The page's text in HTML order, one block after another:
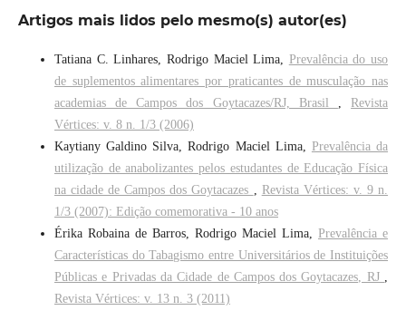
Artigos mais lidos pelo mesmo(s) autor(es)
Tatiana C. Linhares, Rodrigo Maciel Lima, Prevalência do uso
de suplementos alimentares por praticantes de musculação nas
academias de Campos dos Goytacazes/RJ, Brasil
Revista
Vértices: v. 8 n. 1/3 (2006)
Kaytiany Galdino Silva, Rodrigo Maciel Lima, Prevalência da
utilização de anabolizantes pelos estudantes de Educação Física
na cidade de Campos dos Goytacazes
Revista Vértices: v. 9 n.
1/3 (2007): Edição comemorativa - 10 anos
Érika Robaina de Barros, Rodrigo Maciel Lima, Prevalência e
Características do Tabagismo entre Universitários de Instituições
Públicas e Privadas da Cidade de Campos dos Goytacazes, RJ
Revista Vértices: v. 13 n. 3 (2011)